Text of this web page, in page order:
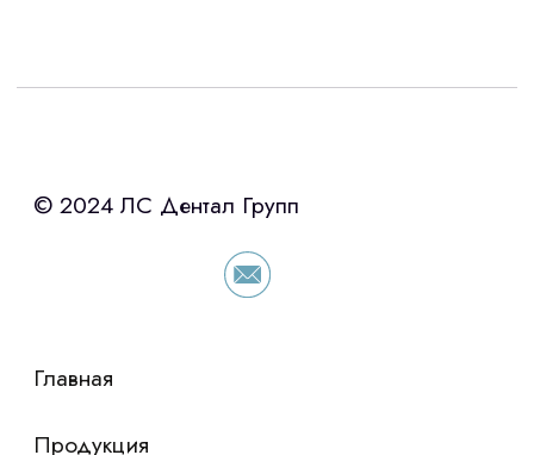
Интересует лизинг?
«Уралпромлизинг» подберем выгодные
условия по лизингу оборудования,
просто оставьте контакты чтобы мы
сориентировали по условиям